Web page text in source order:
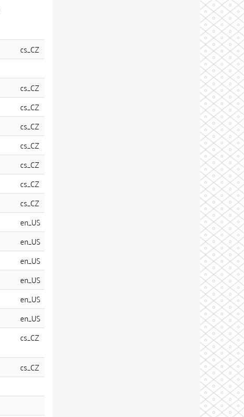
cs_CZ
cs_CZ
cs_CZ
cs_CZ
cs_CZ
cs_CZ
cs_CZ
cs_CZ
en_US
en_US
en_US
en_US
en_US
en_US
cs_CZ
cs_CZ